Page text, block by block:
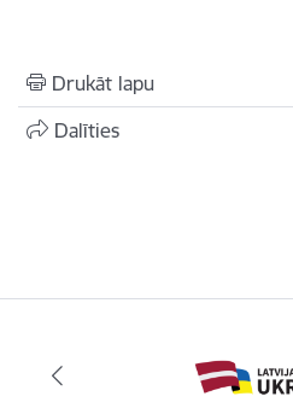
Drukāt lapu
Dalīties